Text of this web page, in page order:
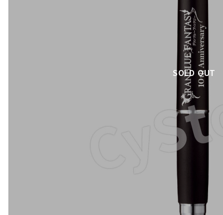
SOLD OUT